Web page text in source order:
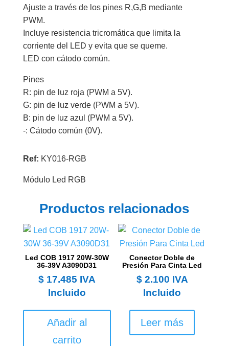
Ajuste a través de los pines R,G,B mediante
PWM.
Incluye resistencia tricromática que limita la
corriente del LED y evita que se queme.
LED con cátodo común.
Pines
R: pin de luz roja (PWM a 5V).
G: pin de luz verde (PWM a 5V).
B: pin de luz azul (PWM a 5V).
-: Cátodo común (0V).
Ref: KY016-RGB
Módulo Led RGB
Productos relacionados
Led COB 1917 20W-30W
36-39V A3090D31
$17.485 IVA
Incluido
Añadir al
carrito
Conector Doble de
Presión Para Cinta Led
$2.100 IVA
Incluido
Leer más